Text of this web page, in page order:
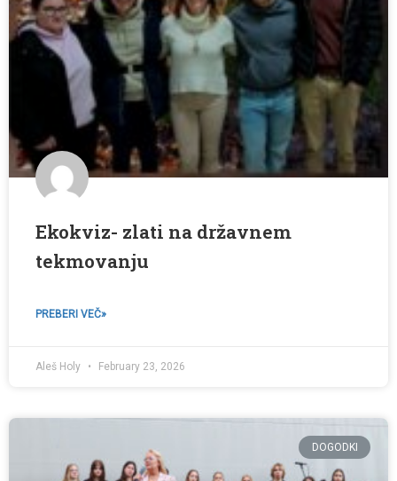
Ekokviz- zlati na državnem
tekmovanju
PREBERI VEČ»
Aleš Holy February 23, 2026
DOGODKI